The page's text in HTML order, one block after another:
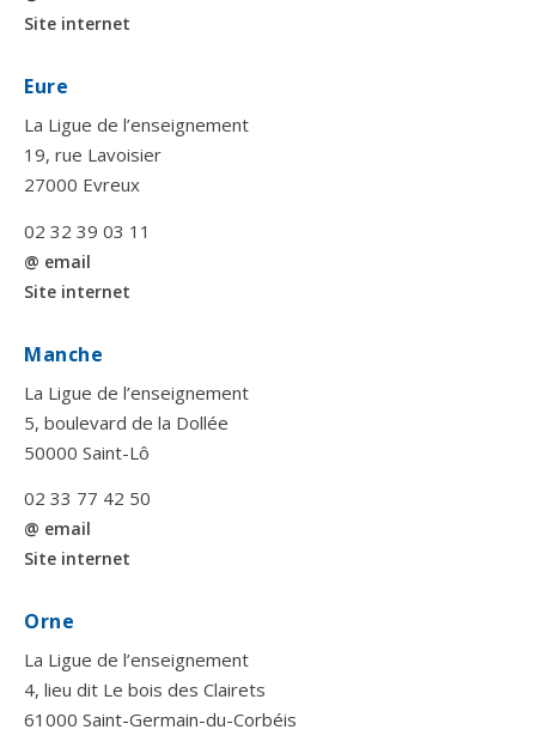
Site internet
Eure
La Ligue de l’enseignement
19, rue Lavoisier
27000 Evreux
02 32 39 03 11
@ email
Site internet
Manche
La Ligue de l’enseignement
5, boulevard de la Dollée
50000 Saint-Lô
02 33 77 42 50
@ email
Site internet
Orne
La Ligue de l’enseignement
4, lieu dit Le bois des Clairets
61000 Saint-Germain-du-Corbéis